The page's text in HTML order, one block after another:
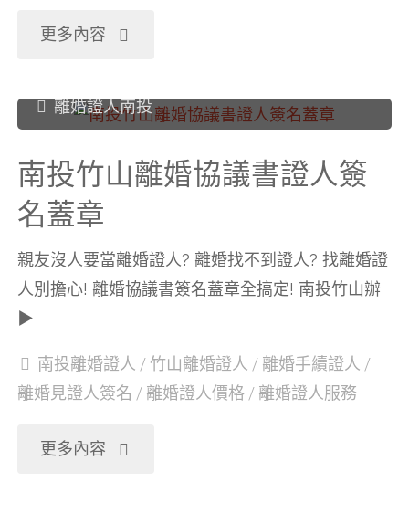
人
簽
蓋
更多內容 "南
集
集
婚
離婚證人南投
南投竹山離婚協議書證人簽
名蓋章
親友沒人要當離婚證人? 離婚找不到證人? 找離婚證
人別擔心! 離婚協議書簽名蓋章全搞定! 南投竹山辦
▶
南投離婚證人 / 竹山離婚證人 / 離婚手續證人 /
離婚見證人簽名 / 離婚證人價格/ 離婚證人服務
更多內容 "南